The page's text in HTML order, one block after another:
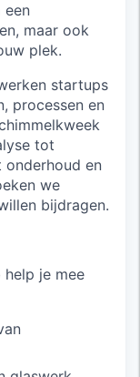
een
maar ook
plek.
startups
processen en
tot
onderhoud en
we
bijdragen.
je mee